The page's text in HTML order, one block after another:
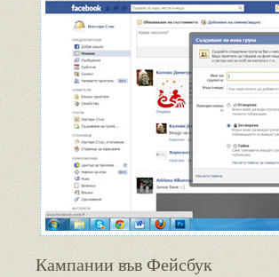
Кампании във Фейсбук